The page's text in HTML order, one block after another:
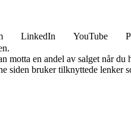
LinkedIn YouTube
en andel av salget når du
siden bruker tilknyttede lenker